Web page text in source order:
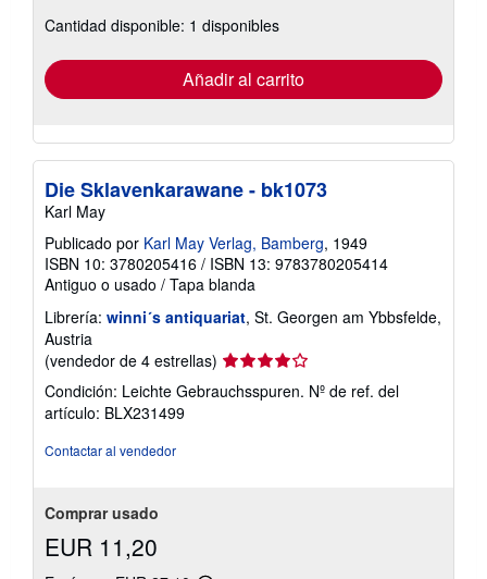
las
tarifas
envío
Cantidad disponible: 1 disponibles
Añadir al carrito
Die Sklavenkarawane - bk1073
Karl May
Publicado por Karl May Verlag, Bamberg, 1949
ISBN 10: 3780205416 / ISBN 13: 9783780205414
Antiguo o usado / Tapa blanda
Librería: winni´s antiquariat, St. Georgen am Ybbsfelde,
Austria
(vendedor de 4 estrellas) Calificación
del
vendedor:
Condición: Leichte Gebrauchsspuren. Nº de ref. del
artículo: BLX231499
Contactar al vendedor
Comprar usado
EUR 11,20